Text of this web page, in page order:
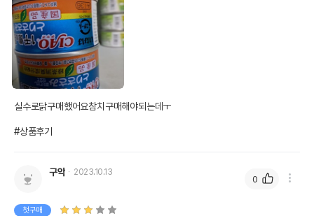
실수로닭구매했어요참치구매해야되는데ㅜ
#상품후기
구악 2023.10.13
첫구매
0